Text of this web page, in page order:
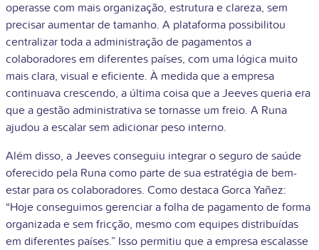
operasse com mais organização, estrutura e clareza, sem
precisar aumentar de tamanho. A plataforma possibilitou
centralizar toda a administração de pagamentos a
colaboradores em diferentes países, com uma lógica muito
mais clara, visual e eficiente. À medida que a empresa
continuava crescendo, a última coisa que a Jeeves queria era
que a gestão administrativa se tornasse um freio. A Runa
ajudou a escalar sem adicionar peso interno.
Além disso, a Jeeves conseguiu integrar o seguro de saúde
oferecido pela Runa como parte de sua estratégia de bem-
estar para os colaboradores. Como destaca Gorca Yañez:
“Hoje conseguimos gerenciar a folha de pagamento de forma
organizada e sem fricção, mesmo com equipes distribuídas
em diferentes países.” Isso permitiu que a empresa escalasse